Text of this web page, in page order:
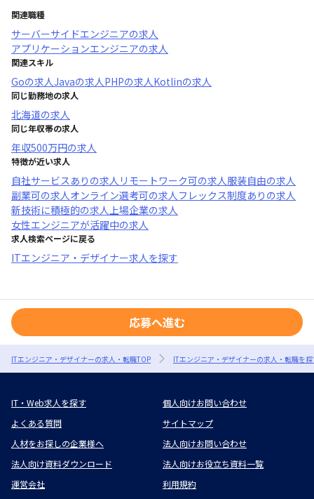
関連職種
サーバーサイドエンジニアの求人
アプリケーションエンジニアの求人
関連スキル
Goの求人Javaの求人PHPの求人Kotlinの求人
同じ勤務地の求人
北海道の求人
同じ年収帯の求人
年収500万円の求人
特徴が近い求人
自社サービスあり の求人 リモートワーク可の求人服装自由の求人
副業可の求人オンライン選考可の求人フレックス制度あり の求人
新技術に積極的の求人上場企業の求人
女性エンジニアが活躍中の求人
求人検索ページに戻る
ITエンジニア・デザイナー求人を探す
応募へ進む
ITエンジニア・デザイナーの求人・転職TOP ITエンジニア・デザイナーの求人・転職を
IT・Web求人を探す
個人向けお問い合わせ
よくある質問
サイトマップ
人材をお探しの企業様へ
法人向けお問い合わせ
法人向け資料ダウンロード
法人向けお役立ち資料一覧
運営会社
利用規約